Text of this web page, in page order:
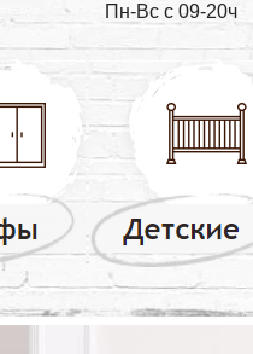
Пн-Вс с 09-20ч